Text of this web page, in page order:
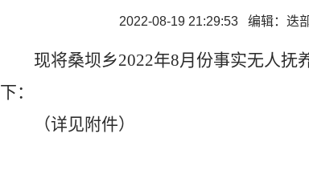
2022-08-19 21:29:53 编辑：迭
现将桑坝乡2022年8月份事实无人抚
下：
（详见附件）